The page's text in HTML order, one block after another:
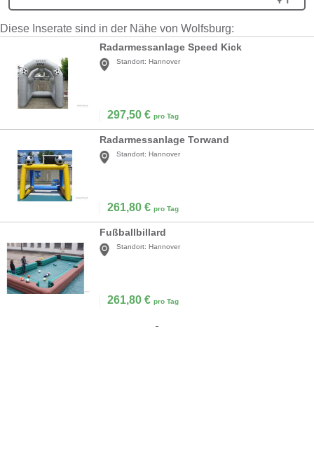
Diese Inserate sind in der Nähe von Wolfsburg:
Radarmessanlage Speed Kick
Standort: Hannover
297,50 € pro Tag
Radarmessanlage Torwand
Standort: Hannover
261,80 € pro Tag
Fußballbillard
Standort: Hannover
261,80 € pro Tag